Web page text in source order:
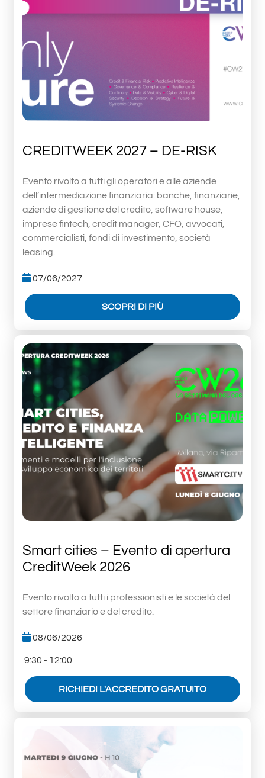
CREDITWEEK 2027 – DE-RISK
Evento rivolto a tutti gli operatori e alle aziende
dell’intermediazione finanziaria: banche, finanziarie,
aziende di gestione del credito, software house,
imprese fintech, credit manager, CFO, avvocati,
commercialisti, fondi di investimento, società
leasing.
07/06/2027
SCOPRI DI PIÙ
Smart cities – Evento di apertura
CreditWeek 2026
Evento rivolto a tutti i professionisti e le società del
settore finanziario e del credito.
08/06/2026
9:30 - 12:00
RICHIEDI L'ACCREDITO GRATUITO